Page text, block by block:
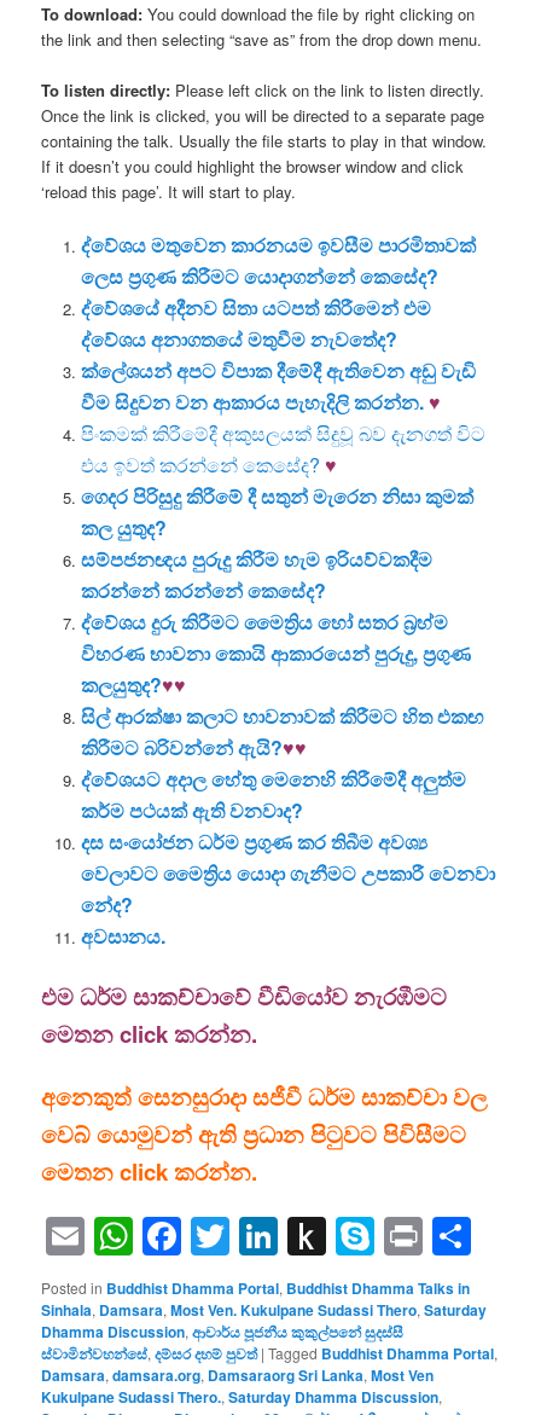
To download: You could download the file by right clicking on
the link and then selecting “save as” from the drop down menu.
To listen directly: Please left click on the link to listen directly.
Once the link is clicked, you will be directed to a separate page
containing the talk. Usually the file starts to play in that window.
If it doesn’t you could highlight the browser window and click
‘reload this page’. It will start to play.
ද්වේශය මතුවෙන කාරනයම ඉවසීම පාරමිතාවක්
ලෙස ප්‍රගුණ කිරීමට යොදාගන්නේ කෙසේද?
ද්වේශයේ අදීනව සිතා යටපත් කිරීමෙන් එම
ද්වේශය අනාගතයේ මතුවීම නැවතේද?
ක්ලේශයන් අපට විපාක දීමේදී ඇතිවෙන අඩු වැඩි
වීම සිදුවන වන ආකාරය පැහැදිලි කරන්න.♥
පිංකමක් කිරීමේදී අකුසලයක් සිදුවූ බව දැනගත් විට
එය ඉවත් කරන්නේ කෙසේද? ♥
ගෙදර පිරිසුදු කිරීමේ දී සතුන් මැරෙන නිසා කුමක්
කල යුතුද?
සම්පජනඥය පුරුදු කිරීම හැම ඉරියව්වකදීම
කරන්නේ කරන්නේ කෙසේද?
ද්වේශය දුරු කිරීමට මෛත්‍රිය හෝ සතර බ්‍රහ්ම
විහරණ භාවනා කොයි ආකාරයෙන් පුරුදු, ප්‍රගුණ
කලයුතුද?♥♥
සිල් ආරක්ෂා කලාට භාවනාවක් කිරීමට හිත එකඟ
කිරීමට බරිවන්නේ ඇයි?♥♥
ද්වේශයට අදාල හේතු මෙනෙහි කිරීමේදී අලුත්ම
කර්ම පථයක් ඇති වනවාද?
දස සංයෝජන ධර්ම ප්‍රගුණ කර තිබීම අවශ්‍ය
වෙලාවට මෛත්‍රිය යොදා ගැනීමට උපකාරී වෙනවා
නේද?
අවසානය.
එම ධර්ම සාකච්චාවේ වීඩියෝව නැරඹීමට
මෙතන click කරන්න.
අනෙකුත් සෙනසුරාදා සජීවී ධර්ම සාකච්චා වල
වෙබ් යොමුවන් ඇති ප්‍රධාන පිටුවට පිවිසීමට
මෙතන click කරන්න.
EmailWhatsApp
Facebook
Twitter
LinkedIn
Push
to
Kindle
Skype
Print
Posted in Buddhist Dhamma Portal, Buddhist Dhamma Talks in
Sinhala, Damsara,Most Ven. Kukulpane Sudassi Thero,Saturday
Dhamma Discussion,ආචාර්ය පූජනීය කුකුල්පනේ සුදස්සී
ස්වාමින්වහන්සේ,දම්සර දහම් පුවත් |Tagged Buddhist Dhamma Portal,
Damsara,damsara.org, Damsaraorg Sri Lanka,Most Ven
Kukulpane Sudassi Thero.,Saturday Dhamma Discussion,